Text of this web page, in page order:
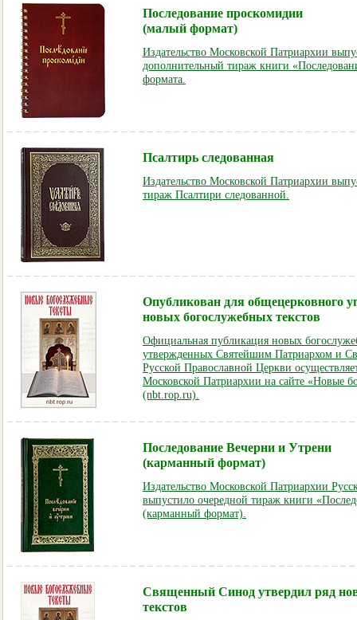
Последование проскомидии
(малый формат)
Издательство Московской Патриархии
дополнительный тираж книги
формата.
Псалтирь следованная
Издательство Московской Патриархии
тираж Псалтири следованной.
Опубликован для общецерковного
новых богослужебных текстов
Официальная публикация новых
утвержденных Святейшим Патриархом и
Русской Православной Церкви
Московской Патриархии на сайте «Новые
(nbt.rop.ru).
Последование Вечерни и Утрени
(карманный формат)
Издательство Московской Патриархии
выпустило очередной тираж книги
(карманный формат).
Священный Синод утвердил ряд
текстов